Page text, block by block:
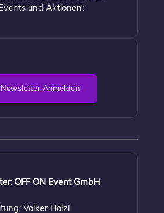
und Aktionen:
Anmelden
OFF ON Event GmbH
Volker Hölzl